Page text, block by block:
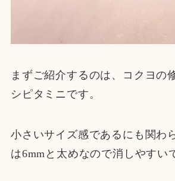
まずご紹介するのは、コクヨの
シピタミニです。
小さいサイズ感であるにも関わ
は6mmと太めなので消しやすい